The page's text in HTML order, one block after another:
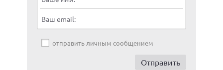
Ваш email:
отправить личным сообщением